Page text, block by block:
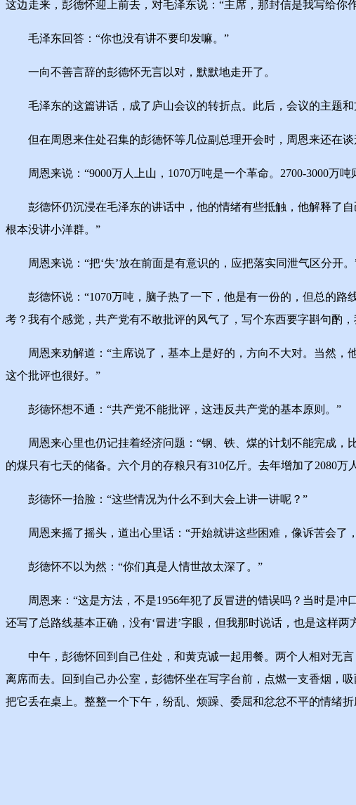
这边走来，彭德怀迎上前去，对毛泽东说：“主席，那封信是我写给你
毛泽东回答：“你也没有讲不要印发嘛。”
一向不善言辞的彭德怀无言以对，默默地走开了。
毛泽东的这篇讲话，成了庐山会议的转折点。此后，会议的主题和
但在周恩来住处召集的彭德怀等几位副总理开会时，周恩来还在谈
周恩来说：“9000万人上山，1070万吨是一个革命。2700-3000万吨
彭德怀仍沉浸在毛泽东的讲话中，他的情绪有些抵触，他解释了自
根本没讲小洋群。”
周恩来说：“把‘失’放在前面是有意识的，应把落实同泄气区分开。
彭德怀说：“1070万吨，脑子热了一下，他是有一份的，但总的路
考？我有个感觉，共产党有不敢批评的风气了，写个东西要字斟句酌
周恩来劝解道：“主席说了，基本上是好的，方向不大对。当然，
这个批评也很好。”
彭德怀想不通：“共产党不能批评，这违反共产党的基本原则。”
周恩来心里也仍记挂着经济问题：“钢、铁、煤的计划不能完成，
的煤只有七天的储备。六个月的存粮只有310亿斤。去年增加了2080万
彭德怀一抬脸：“这些情况为什么不到大会上讲一讲呢？”
周恩来摇了摇头，道出心里话：“开始就讲这些困难，像诉苦会了
彭德怀不以为然：“你们真是人情世故太深了。”
周恩来：“这是方法，不是1956年犯了反冒进的错误吗？当时是冲
还写了总路线基本正确，没有‘冒进’字眼，但我那时说话，也是这样
中午，彭德怀回到自己住处，和黄克诚一起用餐。两个人相对无言
离席而去。回到自己办公室，彭德怀坐在写字台前，点燃一支香烟，
把它丢在桌上。整整一个下午，纷乱、烦躁、委屈和忿忿不平的情绪折